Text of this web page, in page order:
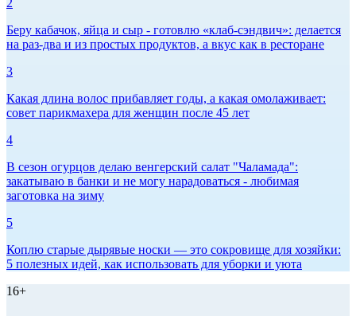
2
Беру кабачок, яйца и сыр - готовлю «клаб-сэндвич»: делается
на раз-два и из простых продуктов, а вкус как в ресторане
3
Какая длина волос прибавляет годы, а какая омолаживает:
совет парикмахера для женщин после 45 лет
4
В сезон огурцов делаю венгерский салат "Чаламада":
закатываю в банки и не могу нарадоваться - любимая
заготовка на зиму
5
Коплю старые дырявые носки — это сокровище для хозяйки:
5 полезных идей, как использовать для уборки и уюта
16+